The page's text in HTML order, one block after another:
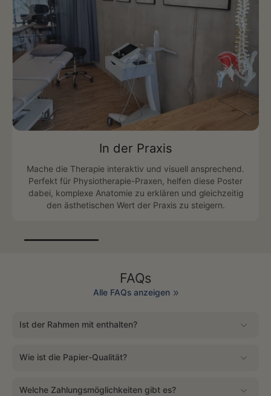
Wein Balancieren Poster in Schwarz
Druck auf hochwertigem Premium Papier
UV-Schutzlaminat für langlebige Farben
100% Zufriedenheitsgarantie
In der Praxis
Mache die Therapie interaktiv und visuell ansprechend.
Perfekt für Physiotherapie-Praxen, helfen diese Poster
dabei, komplexe Anatomie zu erklären und gleichzeitig
den ästhetischen Wert der Praxis zu steigern.
FAQs
Alle FAQs anzeigen
Ist der Rahmen mit enthalten?
Wie ist die Papier-Qualität?
Welche Zahlungsmöglichkeiten gibt es?